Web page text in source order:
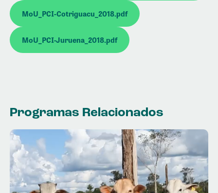
MoU_PCI-Cotriguacu_2018.pdf
MoU_PCI-Juruena_2018.pdf
Programas Relacionados